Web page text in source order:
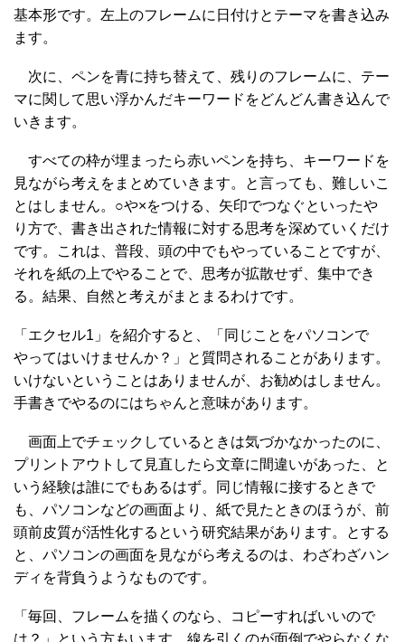
基本形です。左上のフレームに日付けとテーマを書き込み
ます。
次に、ペンを青に持ち替えて、残りのフレームに、テー
マに関して思い浮かんだキーワードをどんどん書き込んで
いきます。
すべての枠が埋まったら赤いペンを持ち、キーワードを
見ながら考えをまとめていきます。と言っても、難しいこ
とはしません。○や×をつける、矢印でつなぐといったや
り方で、書き出された情報に対する思考を深めていくだけ
です。これは、普段、頭の中でもやっていることですが、
それを紙の上でやることで、思考が拡散せず、集中でき
る。結果、自然と考えがまとまるわけです。
「エクセル1」を紹介すると、「同じことをパソコンで
やってはいけませんか？」と質問されることがあります。
いけないということはありませんが、お勧めはしません。
手書きでやるのにはちゃんと意味があります。
画面上でチェックしているときは気づかなかったのに、
プリントアウトして見直したら文章に間違いがあった、と
いう経験は誰にでもあるはず。同じ情報に接するときで
も、パソコンなどの画面より、紙で見たときのほうが、前
頭前皮質が活性化するという研究結果があります。とする
と、パソコンの画面を見ながら考えるのは、わざわざハン
ディを背負うようなものです。
「毎回、フレームを描くのなら、コピーすればいいので
は？」という方もいます。線を引くのが面倒でやらなくな